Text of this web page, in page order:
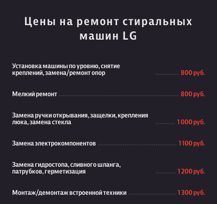
Цены на ремонт стиральных
машин LG
Установка машины по уровню, снятие
креплений, замена/ремонт опор
800 руб.
Мелкий ремонт 800 руб.
Замена ручки открывания, защелки, крепления
люка, замена стекла
1 000 руб.
Замена электрокомпонентов 1 100 руб.
Замена гидростопа, сливного шланга,
патрубков, герметизация
1 200 руб.
Монтаж/демонтаж встроенной техники 1 300 руб.